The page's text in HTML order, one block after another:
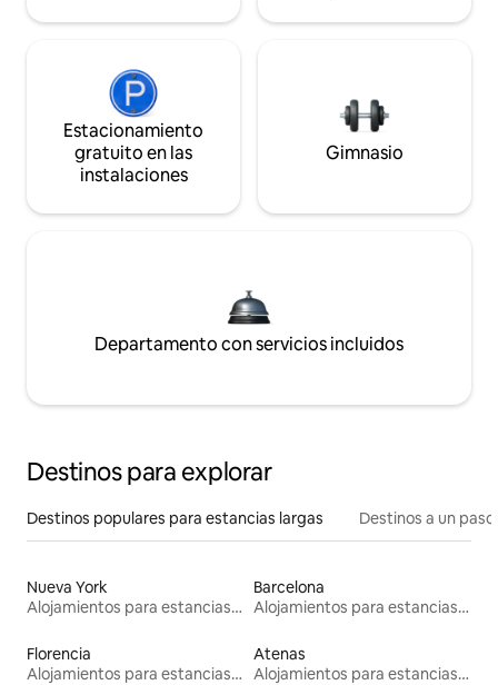
Estacionamiento
gratuito en las
instalaciones
Gimnasio
Departamento con servicios incluidos
Destinos para explorar
Destinos populares para estancias largas Destinos a un
Nueva York
Alojamientos para estancias largas
Barcelona
Alojamientos para estancias largas
Florencia
Alojamientos para estancias largas
Atenas
Alojamientos para estancias largas